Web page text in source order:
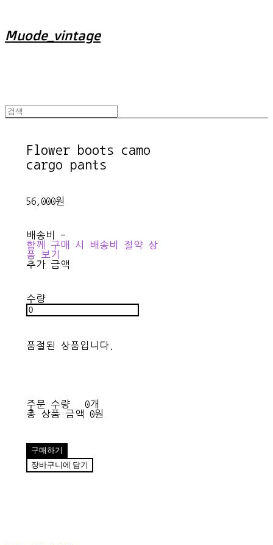
Muode_vintage
Flower boots camo
cargo pants
56,000원
배송비 -
함께 구매 시 배송비 절약 상
품 보기
추가 금액
수량
품절된 상품입니다.
주문 수량
0개
총 상품 금액
0원
구매하기
장바구니에 담기